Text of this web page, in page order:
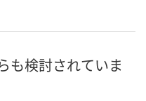
も検討されていま